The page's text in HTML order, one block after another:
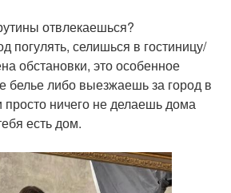
отвлекаешься?
погулять, селишься в гостиницу/
обстановки, это особенное
белье либо выезжаешь за город в
просто ничего не делаешь дома
есть дом.